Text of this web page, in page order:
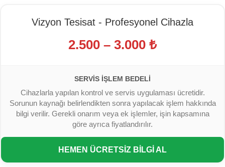
Vizyon Tesisat - Profesyonel Cihazla
2.500 – 3.000 ₺
SERVIS İŞLEM BEDELI
Cihazlarla yapılan kontrol ve servis uygulaması ücretidir.
Sorunun kaynağı belirlendikten sonra yapılacak işlem hakkında
bilgi verilir. Gerekli onarım veya ek işlemler, işin kapsamına
göre ayrıca fiyatlandırılır.
HEMEN ÜCRETSİZ BİLGİ AL